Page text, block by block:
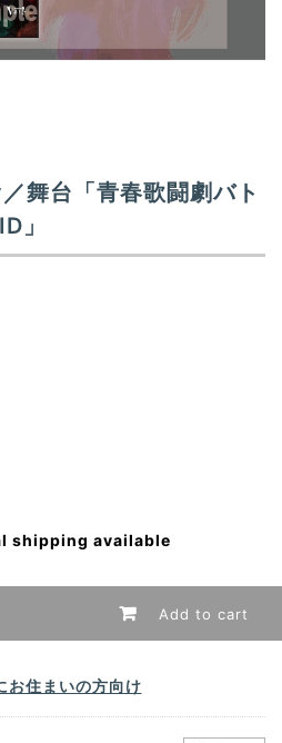
n
舞台「青春歌闘劇バト
」
shipping available
Add to cart
お住まいの方向け